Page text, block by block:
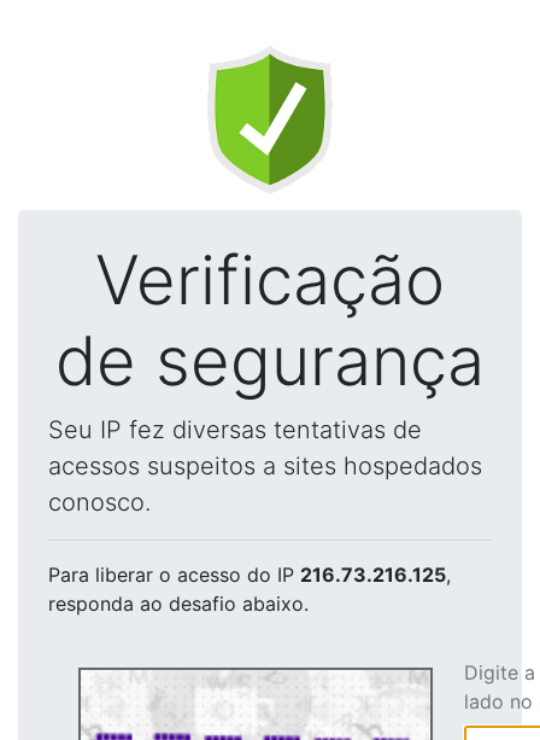
Verificação
de segurança
Seu IP fez diversas tentativas de
acessos suspeitos a sites hospedados
conosco.
Para liberar o acesso do IP 216.73.216.125,
responda ao desafio abaixo.
Digite
lado no